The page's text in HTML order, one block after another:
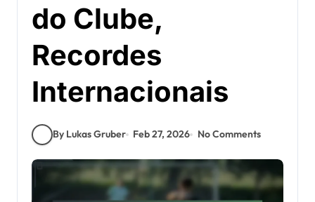
do Clube,
Recordes
Internacionais
By Lukas Gruber Feb 27, 2026 No Comments